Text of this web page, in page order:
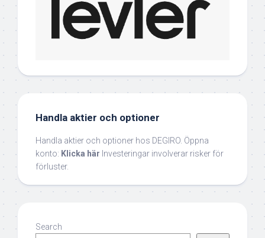
Handla aktier och optioner
Handla aktier och optioner hos DEGIRO. Öppna
konto: Klicka här Investeringar involverar risker för
förluster.
Search